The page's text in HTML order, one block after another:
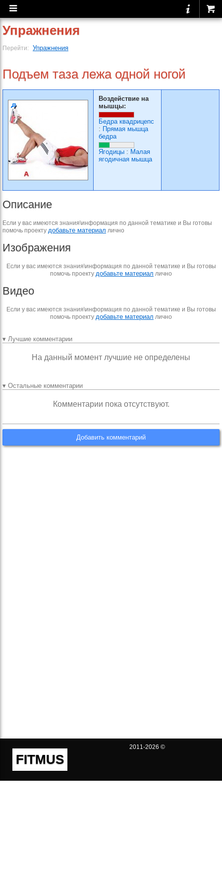
Упражнения
Перейти: Упражнения
Подъем таза лежа одной ногой
Воздействие на
мышцы:
Бедра квадрицепс
: Прямая мышца
бедра
Ягодицы : Малая
ягодичная мышца
Описание
Если у вас имеются знания\информация по данной тематике и Вы готовы
помочь проекту добавьте материал лично
Изображения
Если у вас имеются знания\информация по данной тематике и Вы готовы
помочь проекту добавьте материал лично
Видео
Если у вас имеются знания\информация по данной тематике и Вы готовы
помочь проекту добавьте материал лично
▾ Лучшие комментарии
На данный момент лучшие не определены
▾ Остальные комментарии
Комментарии пока отсутствуют.
Добавить комментарий
FITMUS
2011-2026 ©